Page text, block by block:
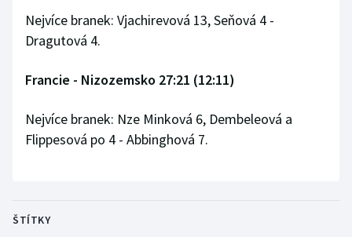
Rychlostní kanoistika
Short track
Sportovní střelba
Nejvíce branek: Vjachirevová 13, Seňová 4 -
Dragutová 4.
Francie - Nizozemsko 27:21 (12:11)
Nejvíce branek: Nze Minková 6, Dembeleová a
Flippesová po 4 - Abbinghová 7.
ŠTÍTKY